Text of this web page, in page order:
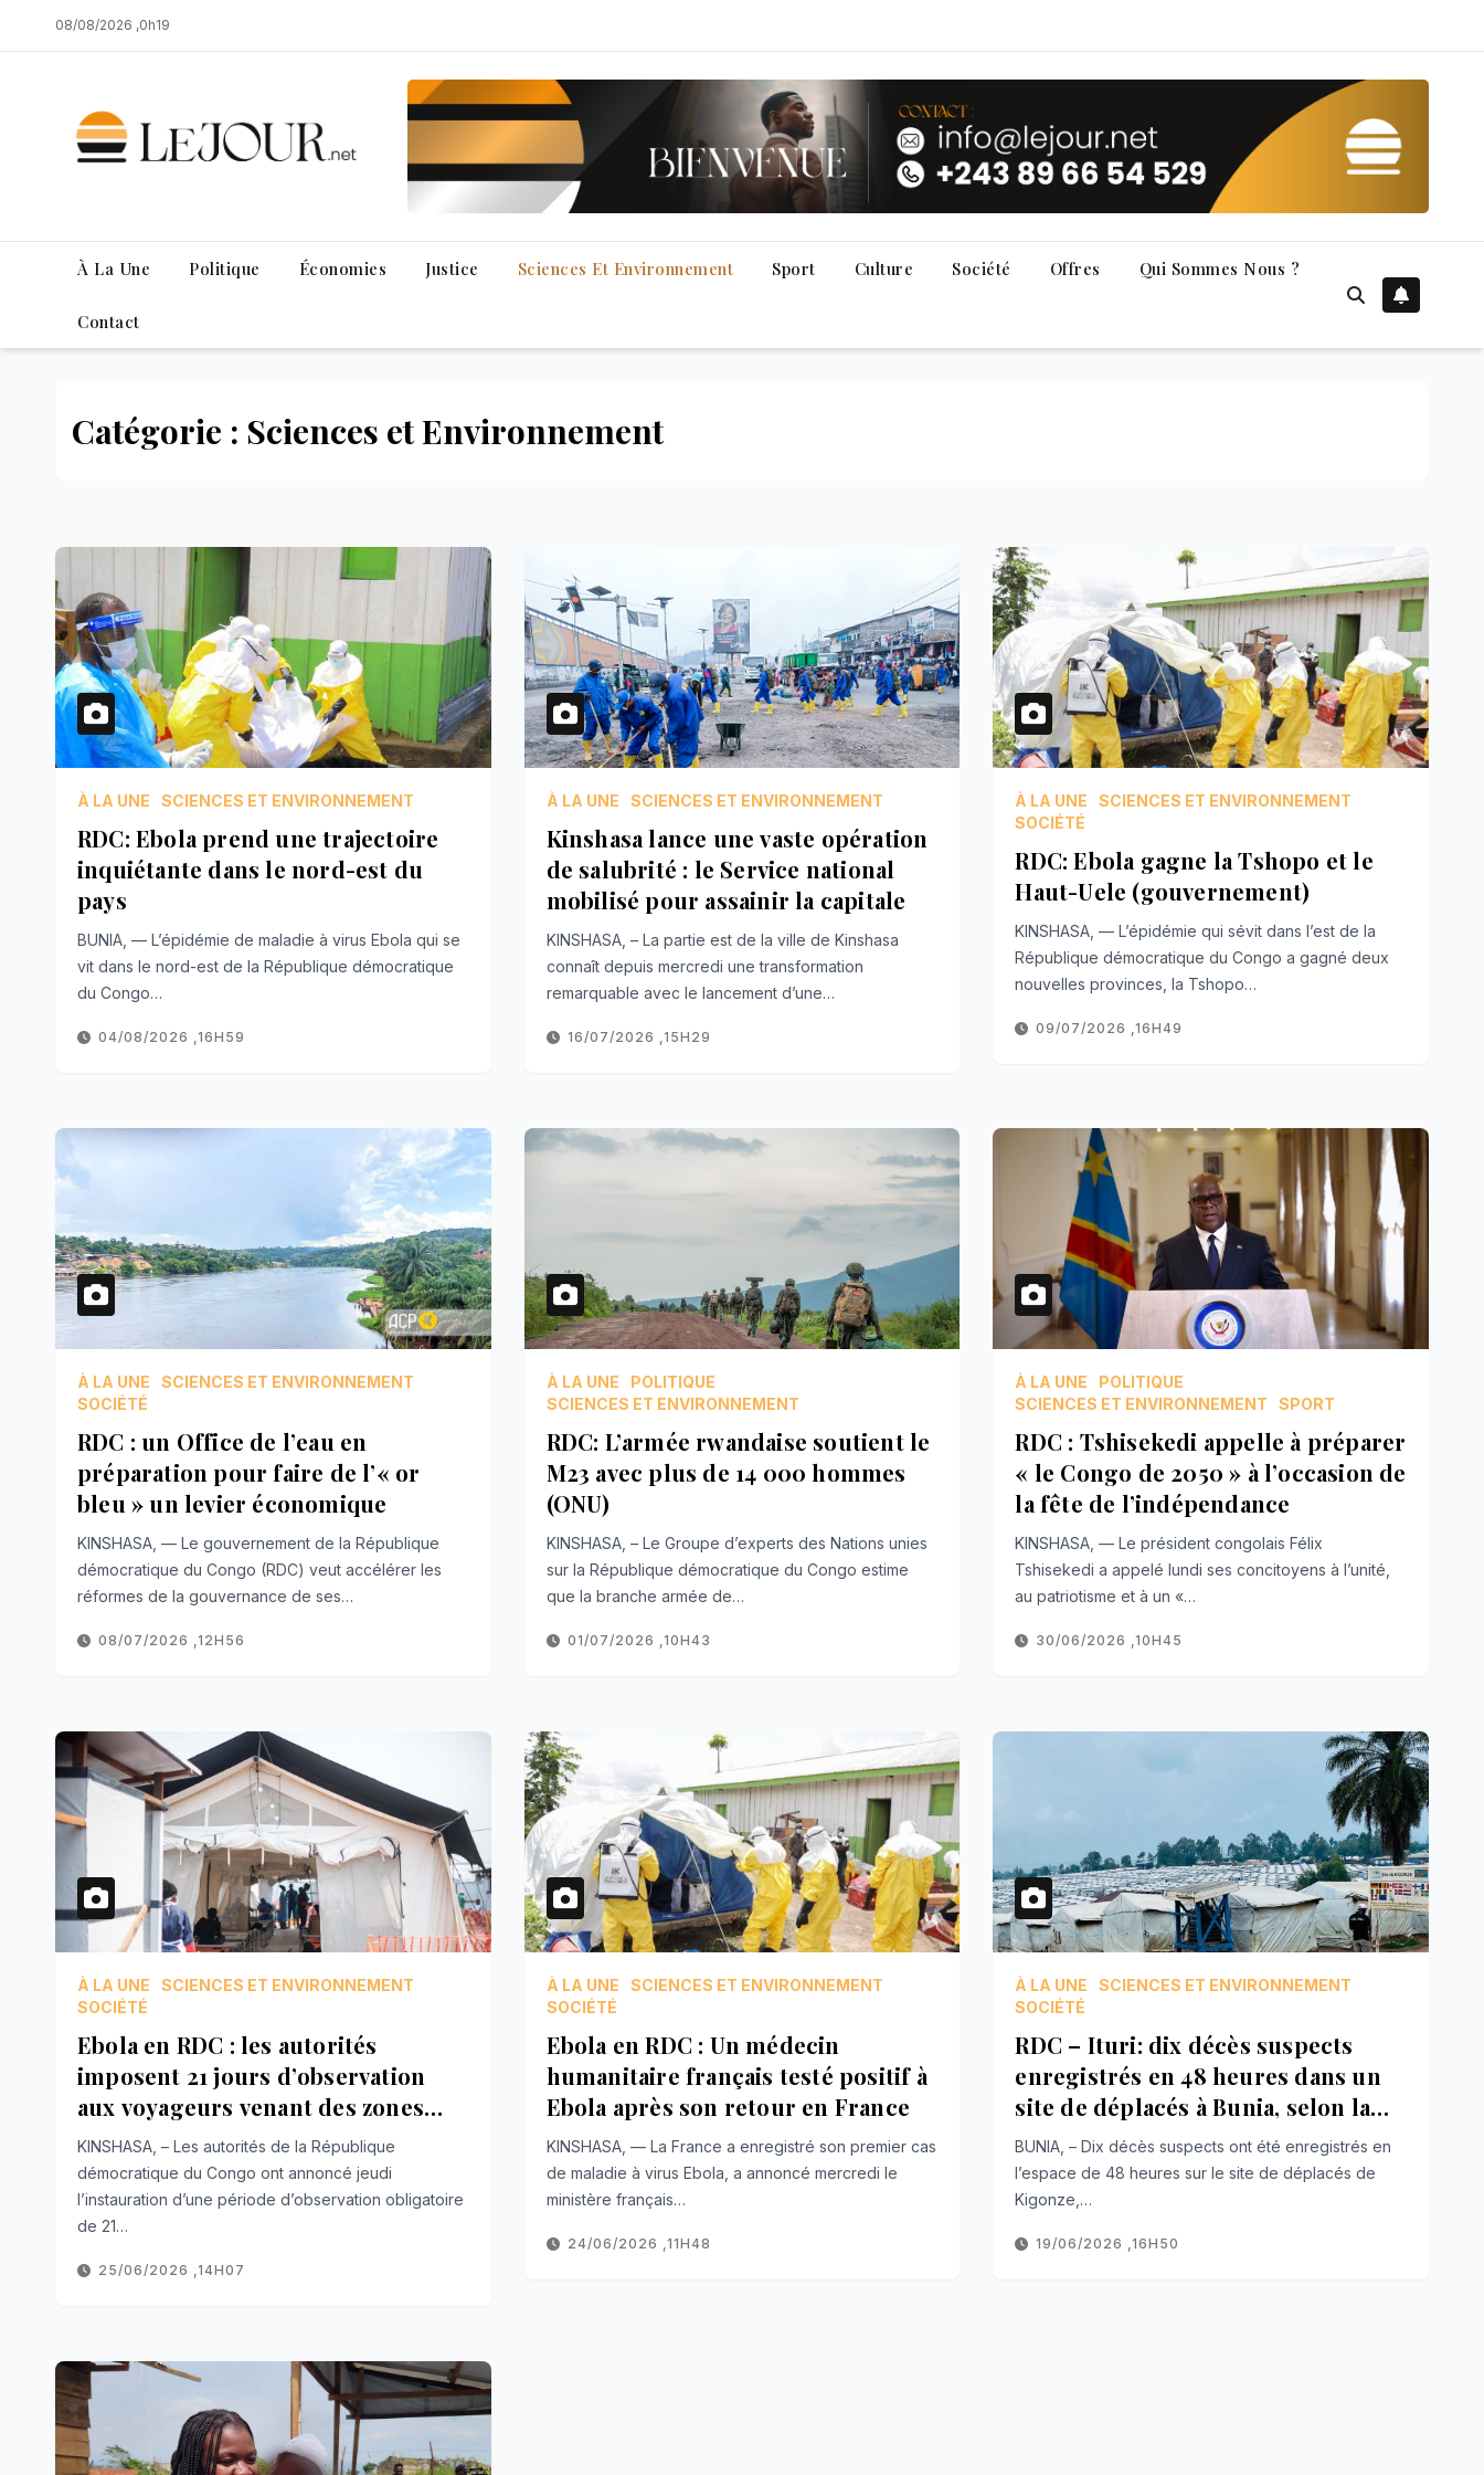
to
08/08/2026 ,0h19
À La Une Politique Économies Justice Sciences Et Environnement Sport Culture Société Offres Qui Sommes Nous ?
Contact
Catégorie : Sciences et Environnement
À LA UNE SCIENCES ET ENVIRONNEMENT
RDC: Ebola prend une trajectoire
inquiétante dans le nord-est du
pays
BUNIA, — L’épidémie de maladie à virus Ebola qui se
vit dans le nord-est de la République démocratique
du Congo…
04/08/2026 ,16H59
À LA UNE SCIENCES ET ENVIRONNEMENT
Kinshasa lance une vaste opération
de salubrité : le Service national
mobilisé pour assainir la capitale
KINSHASA, – La partie est de la ville de Kinshasa
connaît depuis mercredi une transformation
remarquable avec le lancement d’une…
16/07/2026 ,15H29
À LA UNE
SCIENCES ET ENVIRONNEMENT
SOCIÉTÉ
RDC: Ebola gagne la Tshopo et le
Haut-Uele (gouvernement)
KINSHASA, — L’épidémie qui sévit dans l’est de la
République démocratique du Congo a gagné deux
nouvelles provinces, la Tshopo…
09/07/2026 ,16H49
À LA UNE
SCIENCES ET ENVIRONNEMENT
SOCIÉTÉ
RDC : un Office de l’eau en
préparation pour faire de l’« or
bleu » un levier économique
KINSHASA, — Le gouvernement de la République
démocratique du Congo (RDC) veut accélérer les
réformes de la gouvernance de ses…
08/07/2026 ,12H56
À LA UNE
POLITIQUE
SCIENCES ET ENVIRONNEMENT
RDC: L’armée rwandaise soutient le
M23 avec plus de 14 000 hommes
(ONU)
KINSHASA, – Le Groupe d’experts des Nations unies
sur la République démocratique du Congo estime
que la branche armée de…
01/07/2026 ,10H43
À LA UNE
POLITIQUE
SCIENCES ET ENVIRONNEMENT
SPORT
RDC : Tshisekedi appelle à préparer
« le Congo de 2050 » à l’occasion de
la fête de l’indépendance
KINSHASA, — Le président congolais Félix
Tshisekedi a appelé lundi ses concitoyens à l’unité,
au patriotisme et à un «…
30/06/2026 ,10H45
À LA UNE
SCIENCES ET ENVIRONNEMENT
SOCIÉTÉ
Ebola en RDC : les autorités
imposent 21 jours d’observation
aux voyageurs venant des zones
touchées
KINSHASA, – Les autorités de la République
démocratique du Congo ont annoncé jeudi
l’instauration d’une période d’observation obligatoire
de 21…
25/06/2026 ,14H07
À LA UNE
SCIENCES ET ENVIRONNEMENT
SOCIÉTÉ
Ebola en RDC : Un médecin
humanitaire français testé positif à
Ebola après son retour en France
KINSHASA, — La France a enregistré son premier cas
de maladie à virus Ebola, a annoncé mercredi le
ministère français…
24/06/2026 ,11H48
À LA UNE
SCIENCES ET ENVIRONNEMENT
SOCIÉTÉ
RDC – Ituri: dix décès suspects
enregistrés en 48 heures dans un
site de déplacés à Bunia, selon la
Caritas
BUNIA, – Dix décès suspects ont été enregistrés en
l’espace de 48 heures sur le site de déplacés de
Kigonze,…
19/06/2026 ,16H50